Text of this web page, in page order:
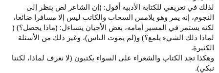
لذلك في تعريفي للكتابة الأدبية أقول: (إن الشاعر لص ينظر إلى
النجوم، إنه يمر وهو يلامس السحاب والكاتب ليس إلا مسافرا ضائعا،
لكنه يستمر في المسير أمامه، بعض الأحيان يتساءل: (ماذا يحصل؟) (
لماذا ذلك الشيء يلمع؟) و(لم يموت الناس)، وغير ذلك من الأسئلة
الكثيرة.
وهكذا تجد الكتاب والشعراء على السواء يكتبون (لا نعرف لماذا، لكننا
نبكي).